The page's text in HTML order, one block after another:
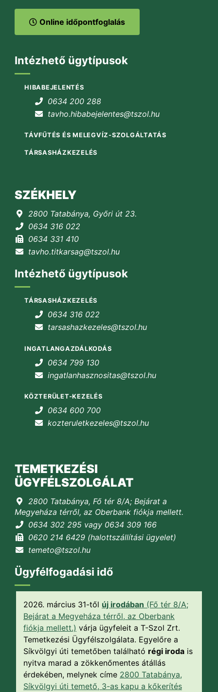
Online időpontfoglalás
Intézhető ügytípusok
HIBABEJELENTÉS
0634 200 288
tavho.hibabejelentes@tszol.hu
TÁVFŰTÉS ÉS MELEGVÍZ-SZOLGÁLTATÁS
TÁRSASHÁZKEZELÉS
SZÉKHELY
2800 Tatabánya, Győri út 23.
0634 316 022
0634 331 410
tavho.titkarsag@tszol.hu
Intézhető ügytípusok
TÁRSASHÁZKEZELÉS
0634 316 022
tarsashazkezeles@tszol.hu
INGATLANGAZDÁLKODÁS
0634 799 130
ingatlanhasznositas@tszol.hu
KÖZTERÜLET-KEZELÉS
0634 600 700
kozteruletkezeles@tszol.hu
TEMETKEZÉSI
ÜGYFÉLSZOLGÁLAT
2800 Tatabánya, Fő tér 8/A; Bejárat a
Megyeháza térről, az Oberbank fiókja mellett.
0634 302 295 vagy 0634 309 166
0620 214 6429 (halottszállítási ügyelet)
temeto@tszol.hu
Ügyfélfogadási idő
2026. március 31-től új irodában (Fő tér 8/A;
Bejárat a Megyeháza térről, az Oberbank
fiókja mellett.) várja ügyfeleit a T-Szol Zrt.
Temetkezési Ügyfélszolgálata. Egyelőre a
Síkvölgyi úti temetőben található régi iroda is
nyitva marad a zökkenőmentes átállás
érdekében, melynek címe 2800 Tatabánya,
Síkvölgyi úti temető, 3-as kapu a kőkerítés